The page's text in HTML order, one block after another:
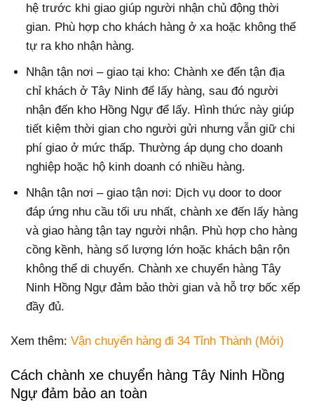
hệ trước khi giao giúp người nhận chủ động thời
gian. Phù hợp cho khách hàng ở xa hoặc không thể
tự ra kho nhận hàng.
Nhận tận nơi – giao tại kho: Chành xe đến tận địa
chỉ khách ở Tây Ninh để lấy hàng, sau đó người
nhận đến kho Hồng Ngự để lấy. Hình thức này giúp
tiết kiệm thời gian cho người gửi nhưng vẫn giữ chi
phí giao ở mức thấp. Thường áp dụng cho doanh
nghiệp hoặc hộ kinh doanh có nhiều hàng.
Nhận tận nơi – giao tận nơi: Dịch vụ door to door
đáp ứng nhu cầu tối ưu nhất, chành xe đến lấy hàng
và giao hàng tận tay người nhận. Phù hợp cho hàng
cồng kềnh, hàng số lượng lớn hoặc khách bận rộn
không thể di chuyển. Chành xe chuyển hàng Tây
Ninh Hồng Ngự đảm bảo thời gian và hỗ trợ bốc xếp
đầy đủ.
Xem thêm: Vận chuyển hàng đi 34 Tỉnh Thành (Mới)
Cách chành xe chuyển hàng Tây Ninh Hồng
Ngự đảm bảo an toàn